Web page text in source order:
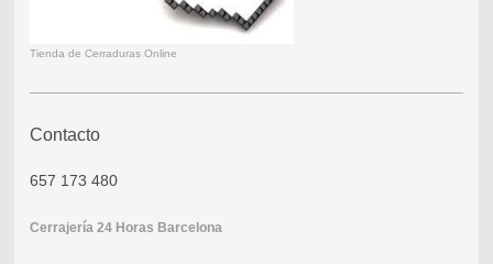
Tienda de Cerraduras Online
Contacto
657 173 480
Cerrajería 24 Horas Barcelona